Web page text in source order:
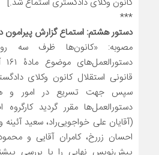
***
دستور هشتم: استماع گزارش پیرامون
مصوبه: «کانون‌ها ظرف سه
قانونی استقلال کانون وکلای
سپس جهت تسریع در امور و
دستورالعمل‌ها مقرر گردید کارگروه
(آقایان علی خواجویی‌راد، سعید
احسان زررخ، کامران آقایی و